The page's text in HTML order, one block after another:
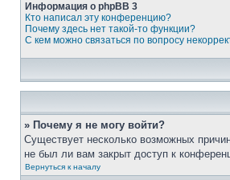
Информация о phpBB 3
Кто написал эту конференцию?
Почему здесь нет такой-то функции?
С кем можно связаться по вопросу
» Почему я не могу войти?
Существует несколько возможных
не был ли вам закрыт доступ к
Вернуться к началу